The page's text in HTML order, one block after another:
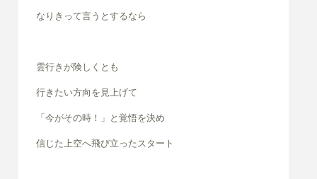
なりきって言うとするなら
雲行きが険しくとも
行きたい方向を見上げて
「今がその時！」と覚悟を決め
信じた上空へ飛び立ったスタート